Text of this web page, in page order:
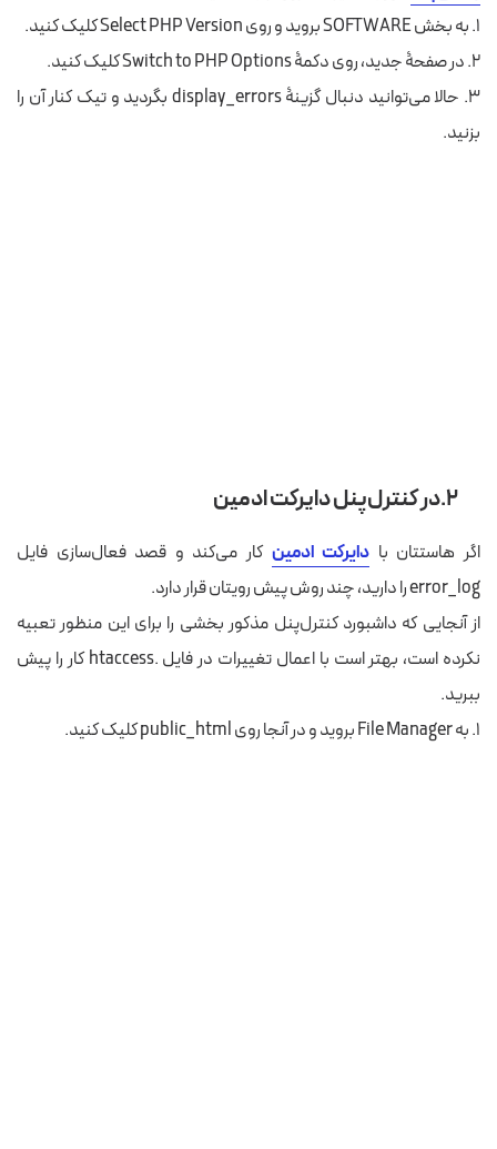
۱. به بخش SOFTWARE بروید و روی Select PHP Version کلیک کنید.
۲. در صفحۀ جدید، روی دکمۀ Switch to PHP Options کلیک کنید.
۳. حالا می‌توانید دنبال گزینۀ display_errors بگردید و تیک کنار آن را
بزنید.
۲.در کنترل‌پنل دایرکت ادمین
اگر هاستتان با دایرکت ادمین کار می‌کند و قصد فعال‌سازی فایل
error_log را دارید، چند روش پیش رویتان قرار دارد.
از آنجایی که داشبورد کنترل‌پنل مذکور بخشی را برای این منظور تعبیه
نکرده است، بهتر است با اعمال تغییرات در فایل .htaccess کار را پیش
ببرید.
۱. به File Manager بروید و در آنجا روی public_html کلیک کنید.